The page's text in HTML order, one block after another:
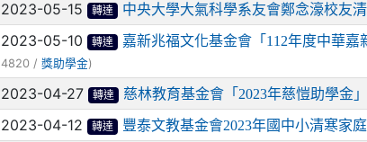
2023-05-15 轉達 中央大學大氣科學系友會鄭念濠校友
2023-05-10 轉達 嘉新兆福文化基金會「112年度中華嘉
4820 /獎助學金)
2023-04-27 轉達 慈林教育基金會「2023年慈愷助學金
2023-04-12 轉達 豐泰文教基金會2023年國中小清寒家